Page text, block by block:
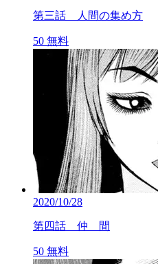
第三話 人間の集め方
50 無料
2020/10/28
第四話 仲 間
50 無料